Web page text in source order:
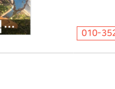
제조사문의/쟁기/규격문의/4련유압/2010년식 010-